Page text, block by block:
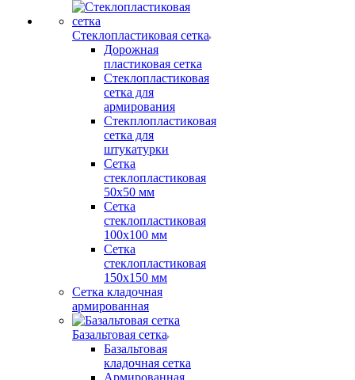
Стеклопластиковая сетка
Дорожная
пластиковая сетка
Стеклопластиковая
сетка для
армирования
Стекплопластиковая
сетка для
штукатурки
Сетка
стеклопластиковая
50x50 мм
Сетка
стеклопластиковая
100x100 мм
Сетка
стеклопластиковая
150x150 мм
Сетка кладочная
армированная
Базальтовая сетка
Базальтовая
кладочная сетка
Армированная